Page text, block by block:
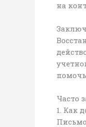
на
Часто
1. Как